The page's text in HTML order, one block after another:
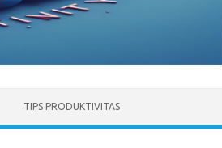
TIPS PRODUKTIVITAS